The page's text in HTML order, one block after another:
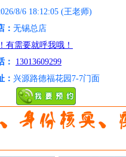
8/6 18:12:05 (王老师)
： 无锡总店
：
13013609299
： 兴源路德福花园7-7门面